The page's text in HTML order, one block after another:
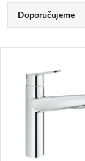
Ř
a
Doporučujeme
Nejprodávanější
Abecedně